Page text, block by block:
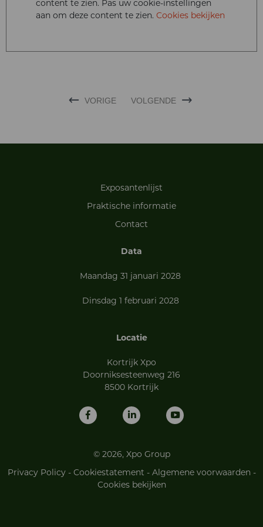
content te zien. Pas uw cookie-instellingen
aan om deze content te zien. Cookies bekijken
VORIGE VOLGENDE
Exposantenlijst
Praktische informatie
Contact
Data
Maandag 31 januari 2028
Dinsdag 1 februari 2028
Locatie
Kortrijk Xpo
Doorniksesteenweg 216
8500 Kortrijk
© 2026, Xpo Group
Privacy Policy- Cookiestatement - Algemene voorwaarden -
Cookies bekijken